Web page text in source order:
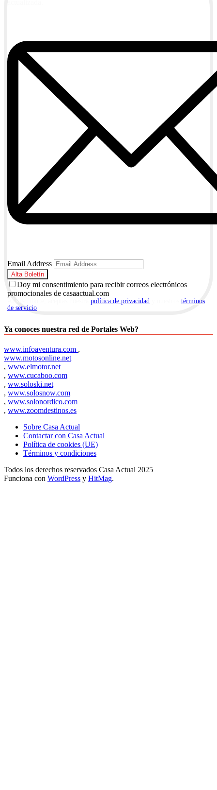
Email Address
Doy mi consentimiento para recibir correos electrónicos
promocionales de casaactual.com
política de privacidad
términos
de servicio
Ya conoces nuestra red de Portales Web?
www.infoaventura.com ,
www.motosonline.net
, www.elmotor.net
, www.cucaboo.com
, ww.soloski.net
, www.solosnow.com
, www.solonordico.com
, www.zoomdestinos.es
Sobre Casa Actual
Contactar con Casa Actual
Política de cookies (UE)
Términos y condiciones
Todos los derechos reservados Casa Actual 2025
Funciona con WordPress y HitMag.